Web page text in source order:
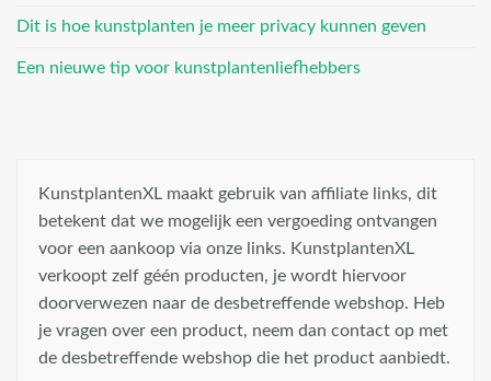
Dit is hoe kunstplanten je meer privacy kunnen geven
Een nieuwe tip voor kunstplantenliefhebbers
KunstplantenXL maakt gebruik van affiliate links, dit
betekent dat we mogelijk een vergoeding ontvangen
voor een aankoop via onze links. KunstplantenXL
verkoopt zelf géén producten, je wordt hiervoor
doorverwezen naar de desbetreffende webshop. Heb
je vragen over een product, neem dan contact op met
de desbetreffende webshop die het product aanbiedt.